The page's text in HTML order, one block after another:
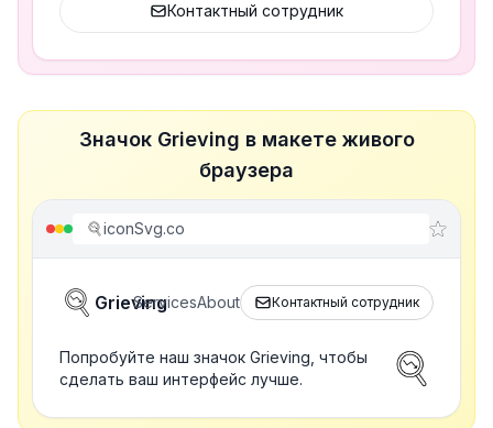
Контактный сотрудник
Значок Grieving в макете живого
браузера
iconSvg.co
Grieving
ServicesAbout Контактный сотрудник
Попробуйте наш значок Grieving, чтобы
сделать ваш интерфейс лучше.